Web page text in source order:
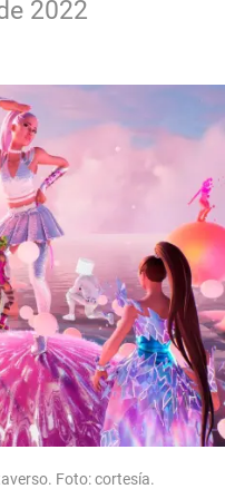
2022
Foto: cortesía.